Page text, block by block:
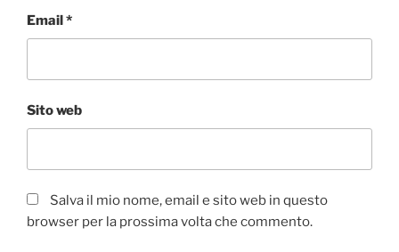
Email*
Sito web
Salva il mio nome, email e sito web in questo
browser per la prossima volta che commento.